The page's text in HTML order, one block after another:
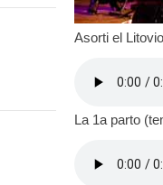
Asorti el Litovio
La 1a parto